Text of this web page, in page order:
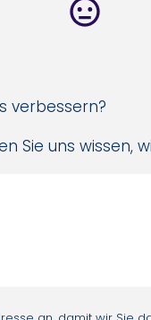
verbessern?
Sie uns wissen,